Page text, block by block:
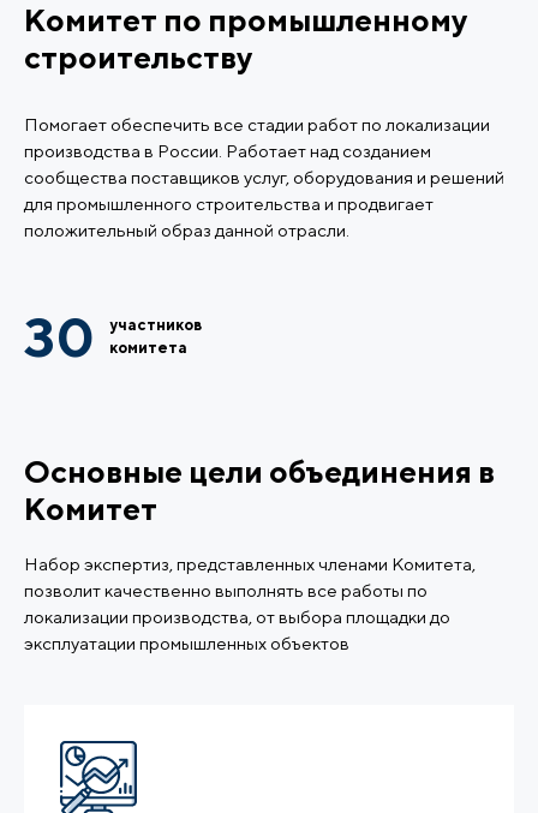
Комитет по промышленному
строительству
Помогает обеспечить все стадии работ по локализации
производства в России. Работает над созданием
сообщества поставщиков услуг, оборудования и решений
для промышленного строительства и продвигает
положительный образ данной отрасли.
30
участников
комитета
Основные цели объединения в
Комитет
Набор экспертиз, представленных членами Комитета,
позволит качественно выполнять все работы по
локализации производства, от выбора площадки до
эксплуатации промышленных объектов